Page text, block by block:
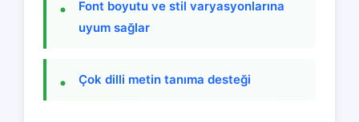
Font boyutu ve stil varyasyonlarına
uyum sağlar
Çok dilli metin tanıma desteği